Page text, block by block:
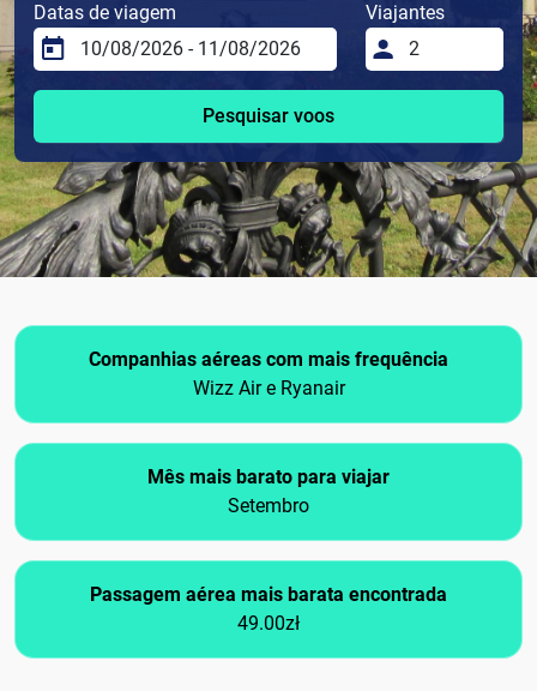
Datas de viagem Viajantes
Pesquisar voos
Companhias aéreas com mais frequência
Wizz Air e Ryanair
Mês mais barato para viajar
Setembro
Passagem aérea mais barata encontrada
49.00zł